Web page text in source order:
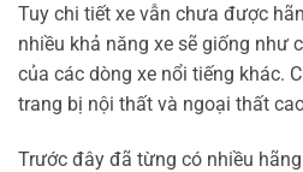
Tuy chi tiết xe vẫn chưa được
nhiều khả năng xe sẽ giống như
của các dòng xe nổi tiếng khác.
trang bị nội thất và ngoại thất
Trước đây đã từng có nhiều